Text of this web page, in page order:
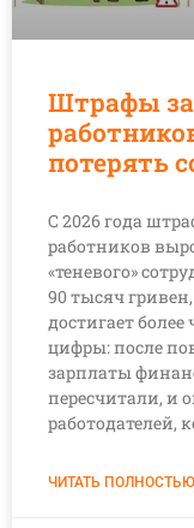
Штрафы
потерять
С 2026 года
работников
«теневого»
90 тысяч
достигает
цифры: после
зарплаты
пересчитали, и
работодателей,
ЧИТАТЬ